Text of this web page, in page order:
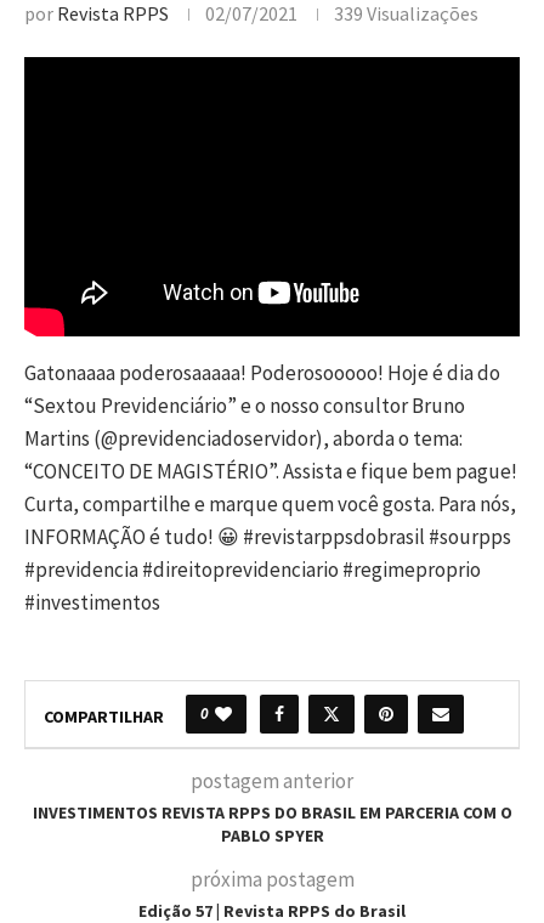
por Revista RPPS 02/07/2021 339 Visualizações
Gatonaaaa poderosaaaaa! Poderosooooo! Hoje é dia do
“Sextou Previdenciário” e o nosso consultor Bruno
Martins (@previdenciadoservidor), aborda o tema:
“CONCEITO DE MAGISTÉRIO”. Assista e fique bem pague!
Curta, compartilhe e marque quem você gosta. Para nós,
INFORMAÇÃO é tudo! 😀 #revistarppsdobrasil #sourpps
#previdencia #direitoprevidenciario #regimeproprio
#investimentos
COMPARTILHAR 0
postagem anterior
INVESTIMENTOS REVISTA RPPS DO BRASIL EM PARCERIA COM O
PABLO SPYER
próxima postagem
Edição 57 | Revista RPPS do Brasil